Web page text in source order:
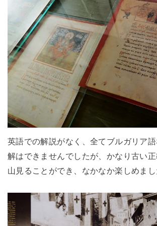
英語での解説がなく、全てブルガリア
解はできませんでしたが、かなり古い
山見ることができ、なかなか楽しめまし